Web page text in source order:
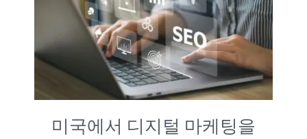
미국에서 디지털 마케팅을